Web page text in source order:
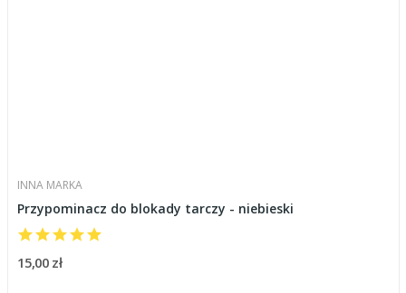
INNA MARKA
Przypominacz do blokady tarczy - niebieski
15,00 zł